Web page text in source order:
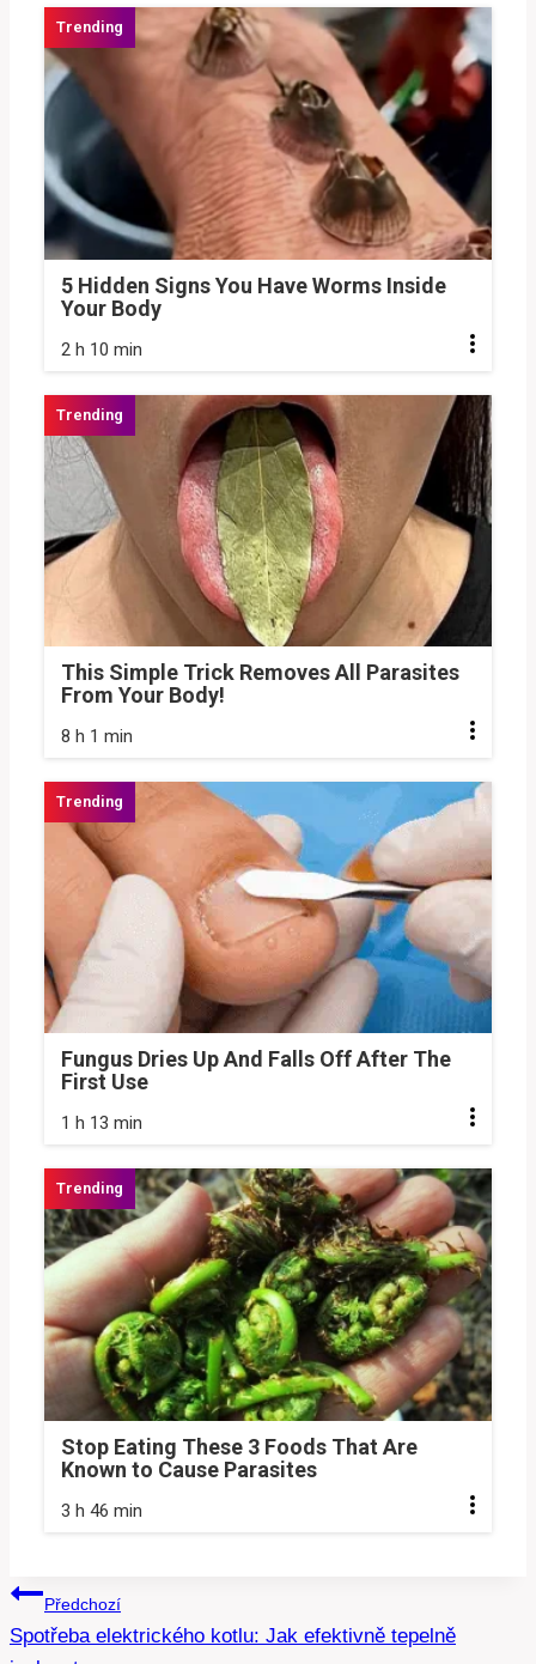
5 Hidden Signs You Have Worms Inside
Your Body
2 h 10 min
This Simple Trick Removes All Parasites
From Your Body!
8 h 1 min
Fungus Dries Up And Falls Off After The
First Use
1 h 13 min
Stop Eating These 3 Foods That Are
Known to Cause Parasites
3 h 46 min
Navigace
pro
Předchozí
Spotřeba elektrického kotlu: Jak efektivně tepelně